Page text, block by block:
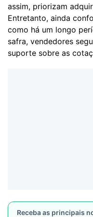
assim, priorizam
Entretanto, ainda
como há um longo
safra, vendedores
suporte sobre as
Receba as principais